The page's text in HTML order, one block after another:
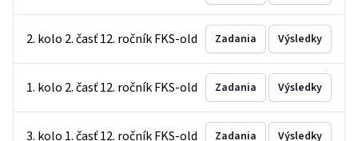
2. kolo 2. časť 12. ročník FKS-old Zadania Výsledky
1. kolo 2. časť 12. ročník FKS-old Zadania Výsledky
3. kolo 1. časť 12. ročník FKS-old Zadania Výsledky